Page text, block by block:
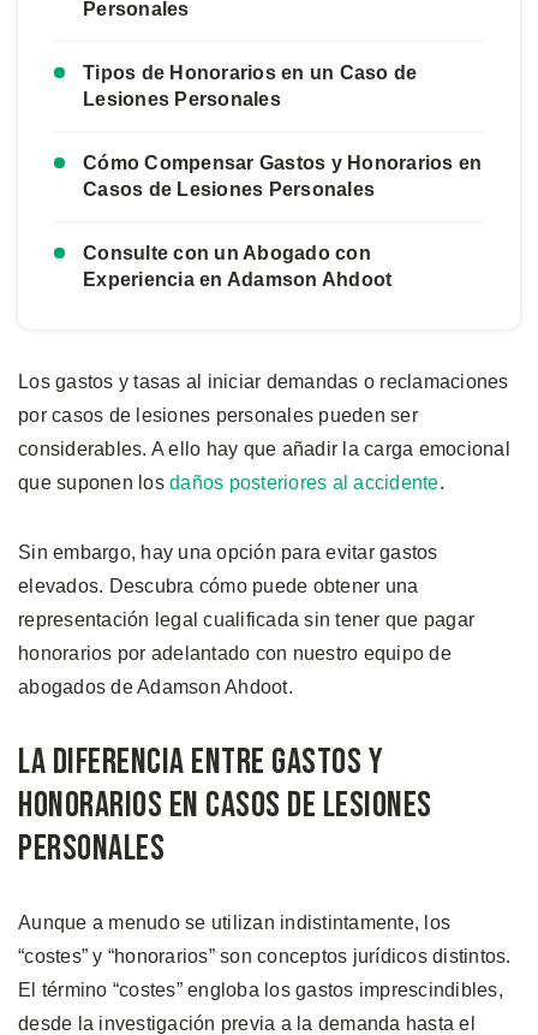
Personales
Tipos de Honorarios en un Caso de
Lesiones Personales
Cómo Compensar Gastos y Honorarios en
Casos de Lesiones Personales
Consulte con un Abogado con
Experiencia en Adamson Ahdoot
Los gastos y tasas al iniciar demandas o reclamaciones
por casos de lesiones personales pueden ser
considerables. A ello hay que añadir la carga emocional
que suponen los daños posteriores al accidente.
Sin embargo, hay una opción para evitar gastos
elevados. Descubra cómo puede obtener una
representación legal cualificada sin tener que pagar
honorarios por adelantado con nuestro equipo de
abogados de Adamson Ahdoot.
La Diferencia entre Gastos y
Honorarios en Casos de Lesiones
Personales
Aunque a menudo se utilizan indistintamente, los
“costes” y “honorarios” son conceptos jurídicos distintos.
El término “costes” engloba los gastos imprescindibles,
desde la investigación previa a la demanda hasta el